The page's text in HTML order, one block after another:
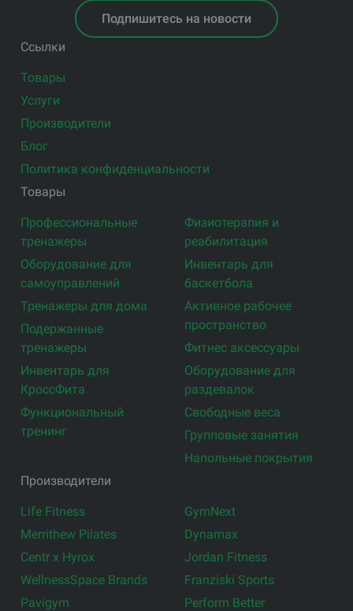
Подпишитесь на новости
Ссылки
Товары
Услуги
Производители
Блог
Политика конфиденциальности
Товары
Профессиональные
тренажеры
Оборудование для
самоуправлений
Тренажеры для дома
Подержанные
тренажеры
Инвентарь для
КроссФита
Функциональный
тренинг
Физиотерапия и
реабилитация
Инвентарь для
баскетбола
Активное рабочее
пространство
Фитнес аксессуары
Оборудование для
раздевалок
Свободные веса
Групповые занятия
Напольные покрытия
Производители
Life Fitness
Merrithew Pilates
Centr x Hyrox
WellnessSpace Brands
Pavigym
GymNext
Dynamax
Jordan Fitness
Franziski Sports
Perform Better